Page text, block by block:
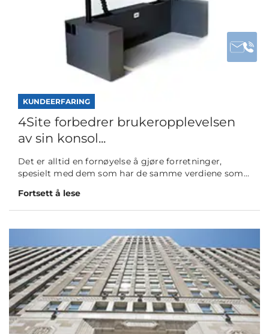
KUNDEERFARING
4Site forbedrer brukeropplevelsen
av sin konsol...
Det er alltid en fornøyelse å gjøre forretninger,
spesielt med dem som har de samme verdiene som...
Fortsett å lese